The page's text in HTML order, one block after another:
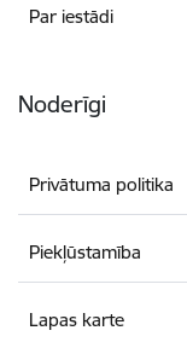
Par iestādi
Noderīgi
Privātuma politika
Piekļūstamība
Lapas karte